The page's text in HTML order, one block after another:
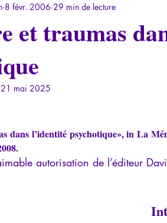
Philosopher par les mythes grecs
Grec
et traumas
8 févr. 2006 29 min de lecture
21 mai 2025
dans l’identité psychotique», in La
autorisation de l’éditeur